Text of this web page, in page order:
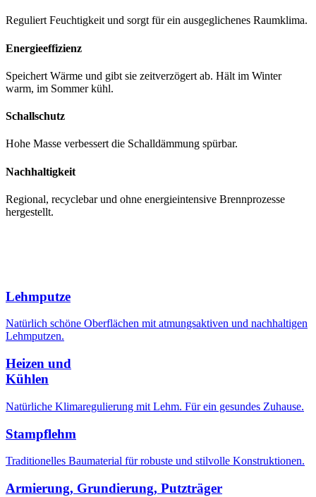
Reguliert Feuchtigkeit und sorgt für ein ausgeglichenes Raumklima.
Energieeffizienz
Speichert Wärme und gibt sie zeitverzögert ab. Hält im Winter
warm, im Sommer kühl.
Schallschutz
Hohe Masse verbessert die Schalldämmung spürbar.
Nachhaltigkeit
Regional, recyclebar und ohne energieintensive Brennprozesse
hergestellt.
Lehmputze
Natürlich schöne Oberflächen mit atmungsaktiven und nachhaltigen
Lehmputzen.
Heizen und
Kühlen
Natürliche Klimaregulierung mit Lehm. Für ein gesundes Zuhause.
Stampflehm
Traditionelles Baumaterial für robuste und stilvolle Konstruktionen.
Armierung, Grundierung, Putzträger